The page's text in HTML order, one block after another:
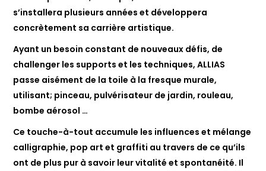
s’installera plusieurs années et développera
concrètement sa carrière artistique.
Ayant un besoin constant de nouveaux défis, de
challenger les supports et les techniques, ALLIAS
passe aisément de la toile à la fresque murale,
utilisant; pinceau, pulvérisateur de jardin, rouleau,
bombe aérosol …
Ce touche-à-tout accumule les influences et mélange
calligraphie, pop art et graffiti au travers de ce qu’ils
ont de plus pur à savoir leur vitalité et spontanéité. Il